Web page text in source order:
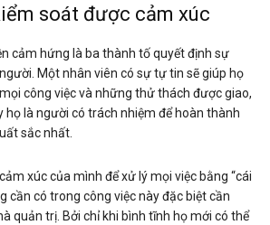
soát được cảm xúc
cảm hứng là ba thành tố quyết định sự
Một nhân viên có sự tự tin sẽ giúp họ
công việc và những thử thách được giao,
họ là người có trách nhiệm để hoàn thành
sắc nhất.
xúc của mình để xử lý mọi việc bằng “cái
cần có trong công việc này đặc biệt cần
quản trị. Bởi chỉ khi bình tĩnh họ mới có thể